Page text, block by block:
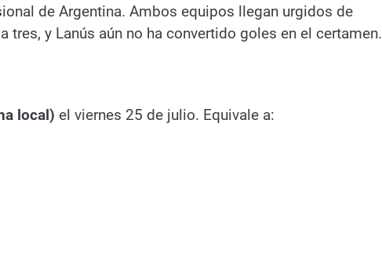
de Argentina. Ambos equipos llegan urgidos de
y Lanús aún no ha convertido goles en el certamen.
local) el viernes 25 de julio. Equivale a: